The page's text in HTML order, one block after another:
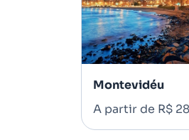
Montevidéu
A partir de R$